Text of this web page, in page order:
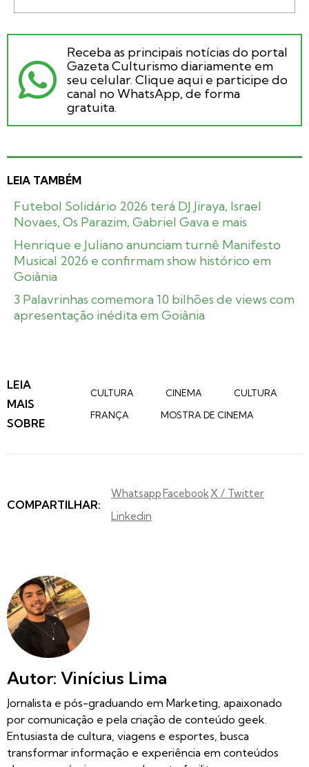
Receba as principais notícias do portal
Gazeta Culturismo diariamente em
seu celular. Clique aqui e participe do
canal no WhatsApp, de forma
gratuita.
LEIA TAMBÉM
Futebol Solidário 2026 terá DJ Jiraya, Israel
Novaes, Os Parazim, Gabriel Gava e mais
Henrique e Juliano anunciam turnê Manifesto
Musical 2026 e confirmam show histórico em
Goiânia
3 Palavrinhas comemora 10 bilhões de views com
apresentação inédita em Goiânia
LEIA
MAIS
SOBRE
CULTURA CINEMA
CULTURA
FRANÇA
MOSTRA DE CINEMA
COMPARTILHAR:
WhatsappFacebook X / Twitter
Linkedin
Autor: Vinícius Lima
Jornalista e pós-graduando em Marketing, apaixonado
por comunicação e pela criação de conteúdo geek.
Entusiasta de cultura, viagens e esportes, busca
transformar informação e experiência em conteúdos